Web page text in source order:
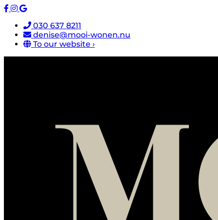
030 637 8211
denise@mooi-wonen.nu
To our website ›